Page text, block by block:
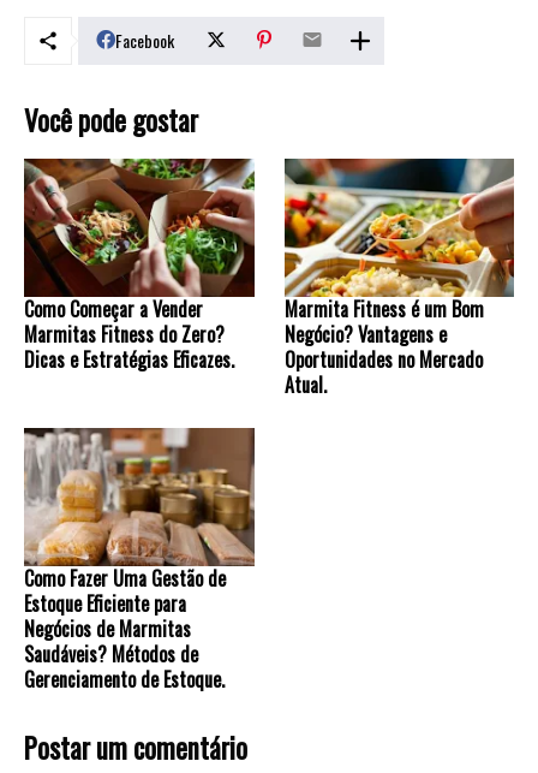
Facebook
Você pode gostar
Como Começar a Vender
Marmitas Fitness do Zero?
Dicas e Estratégias Eficazes.
Marmita Fitness é um Bom
Negócio? Vantagens e
Oportunidades no Mercado
Atual.
Como Fazer Uma Gestão de
Estoque Eficiente para
Negócios de Marmitas
Saudáveis? Métodos de
Gerenciamento de Estoque.
Postar um comentário